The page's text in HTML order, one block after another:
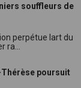
souffleurs de
perpétue lart du
ra...
Thérèse poursuit